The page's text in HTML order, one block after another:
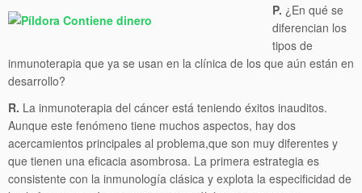
P. ¿En qué se
diferencian los
tipos de
inmunoterapia que ya se usan en la clínica de los que aún están en
desarrollo?
R. La inmunoterapia del cáncer está teniendo éxitos inauditos.
Aunque este fenómeno tiene muchos aspectos, hay dos
acercamientos principales al problema,que son muy diferentes y
que tienen una eficacia asombrosa. La primera estrategia es
consistente con la inmunología clásica y explota la especificidad de